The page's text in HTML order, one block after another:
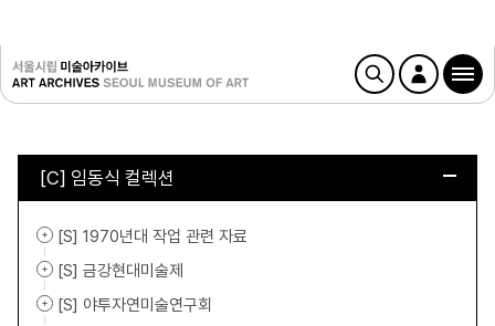
[C] 임동식 컬렉션
[S] 1970년대 작업 관련 자료
[S] 금강현대미술제
[S] 야투자연미술연구회